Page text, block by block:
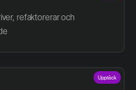
refaktorerar och
Upptäck